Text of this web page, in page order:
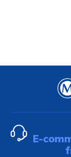
E-